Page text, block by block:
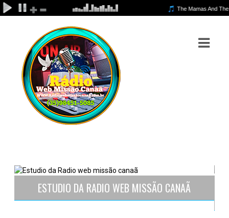
ESTUDIO DA RADIO WEB MISSÃO CANAÃ